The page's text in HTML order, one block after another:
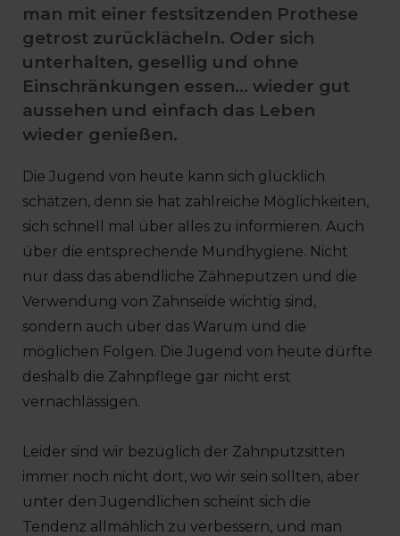
man mit einer festsitzenden Prothese
getrost zurücklächeln. Oder sich
unterhalten, gesellig und ohne
Einschränkungen essen... wieder gut
aussehen und einfach das Leben
wieder genießen.
Die Jugend von heute kann sich glücklich
schätzen, denn sie hat zahlreiche Möglichkeiten,
sich schnell mal über alles zu informieren. Auch
über die entsprechende Mundhygiene. Nicht
nur dass das abendliche Zähneputzen und die
Verwendung von Zahnseide wichtig sind,
sondern auch über das Warum und die
möglichen Folgen. Die Jugend von heute dürfte
deshalb die Zahnpflege gar nicht erst
vernachlässigen.
Leider sind wir bezüglich der Zahnputzsitten
immer noch nicht dort, wo wir sein sollten, aber
unter den Jugendlichen scheint sich die
Tendenz allmählich zu verbessern, und man